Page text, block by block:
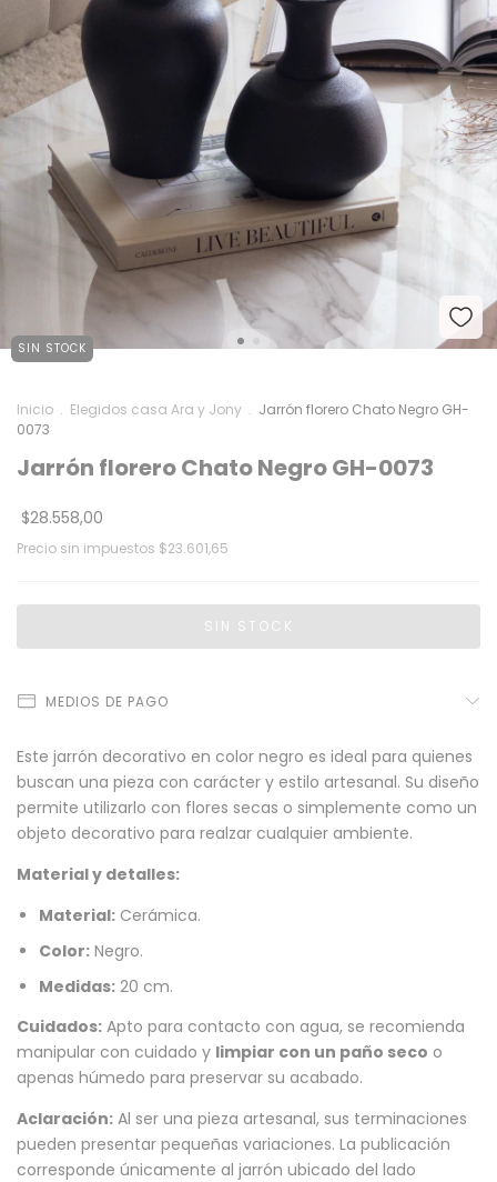
SIN STOCK
Inicio . Elegidos casa Ara y Jony . Jarrón florero Chato Negro GH-
0073
Jarrón florero Chato Negro GH-0073
$28.558,00
Precio sin impuestos $23.601,65
MEDIOS DE PAGO
Este jarrón decorativo en color negro es ideal para quienes
buscan una pieza con carácter y estilo artesanal. Su diseño
permite utilizarlo con flores secas o simplemente como un
objeto decorativo para realzar cualquier ambiente.
Material y detalles:
Material: Cerámica.
Color: Negro.
Medidas: 20 cm.
Cuidados: Apto para contacto con agua, se recomienda
manipular con cuidado y limpiar con un paño seco o
apenas húmedo para preservar su acabado.
Aclaración: Al ser una pieza artesanal, sus terminaciones
pueden presentar pequeñas variaciones. La publicación
corresponde únicamente al jarrón ubicado del lado